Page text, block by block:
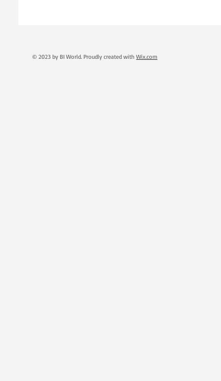
© 2023 by BI World. Proudly created with Wix.com